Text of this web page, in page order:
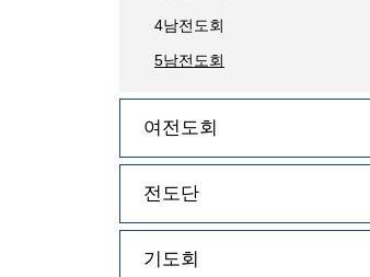
4남전도회
5남전도회
여전도회
전도단
기도회